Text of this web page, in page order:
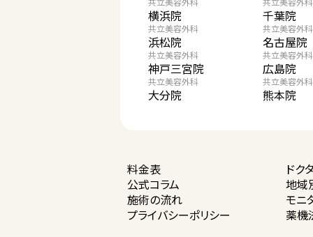
横浜院 千葉院
共立美容外科
浜松院
共立美容外科
名古屋院
共立美容外科
神戸三宮院
共立美容外科
広島院
共立美容外科
大分院
共立美容外科
熊本院
料金表
ドク
公式コラム
地域
施術の流れ
モニ
プライバシーポリシー 薬機